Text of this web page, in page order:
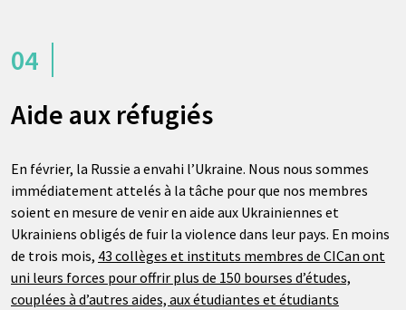
04
Aide aux réfugiés
En février, la Russie a envahi l’Ukraine. Nous nous sommes
immédiatement attelés à la tâche pour que nos membres
soient en mesure de venir en aide aux Ukrainiennes et
Ukrainiens obligés de fuir la violence dans leur pays. En moins
de trois mois, 43 collèges et instituts membres de CICan ont
uni leurs forces pour offrir plus de 150 bourses d’études,
couplées à d’autres aides, aux étudiantes et étudiants